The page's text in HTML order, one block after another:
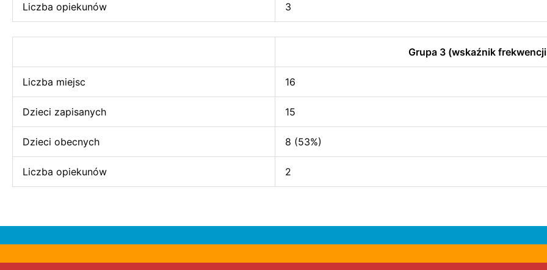
Liczba opiekunów 3
Grupa 3 (wskaźnik
Liczba miejsc 16
Dzieci zapisanych 15
Dzieci obecnych 8 (53%)
Liczba opiekunów 2